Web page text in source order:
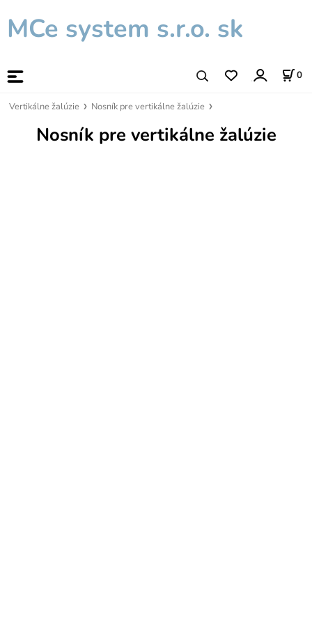
MCe system s.r.o. sk
0
Vertikálne žalúzie Nosník pre vertikálne žalúzie
Nosník pre vertikálne žalúzie